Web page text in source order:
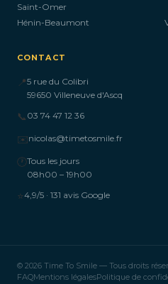
Saint-Omer
Hénin-Beaumont
CONTACT
📍5 rue du Colibri
59650 Villeneuve d'Ascq
📞 03 74 47 12 36
✉️nicolas@timetosmile.fr
🕐Tous les jours
08h00 – 19h00
⭐4,9/5 · 131 avis Google
© 2026 Time To Smile — Tous droits
FAQMentions légalesPolitique de